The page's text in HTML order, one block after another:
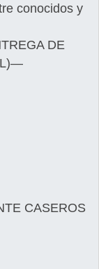
conocidos y
DE
CASEROS